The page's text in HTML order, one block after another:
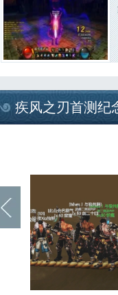
疾风之刃首测纪